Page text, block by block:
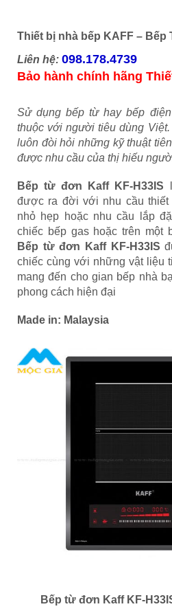
Thiết bị nhà bếp KAFF – Bếp
Liên hệ: 098.178.4739
Bảo hành chính hãng
Sử dụng bếp từ hay bếp
thuộc với người tiêu dùng
luôn đòi hỏi những kỹ thuật
được nhu cầu của thị hiếu
Bếp từ đơn Kaff KF-H33IS
được ra đời với nhu cầu thiết
nhỏ hẹp hoặc nhu cầu lắp
chiếc bếp gas hoặc trên một
Bếp từ đơn Kaff KF-H33IS
chiếc cùng với những vật liệu
mang đến cho gian bếp nhà
phong cách hiện đại
Made in: Malaysia
Bếp từ đơn Kaff KF-